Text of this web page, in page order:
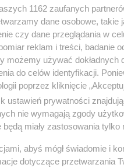
1162 zaufanych
dane osobowe, takie
czy dane przeglądania w
reklam i treści, badanie
możemy używać
do celów identyfikacji.
poprzez kliknięcie
ustawień prywatności
nie wymagają zgody
miały zastosowania tylko
abyś mógł świadomie i
dotyczące przetwarzania